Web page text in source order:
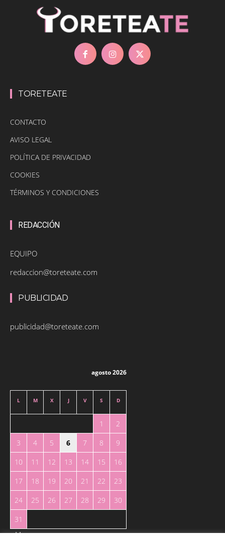
TORETEATE
CONTACTO
AVISO LEGAL
POLÍTICA DE PRIVACIDAD
COOKIES
TÉRMINOS Y CONDICIONES
REDACCIÓN
EQUIPO
redaccion@toreteate.com
PUBLICIDAD
publicidad@toreteate.com
agosto 2026
L M X J V S D
1
2
3
4 5 6 7 8
9
10
11 12 13 14 15
16
17
18 19 20 21 22
23
24
25 26 27 28 29
30
31